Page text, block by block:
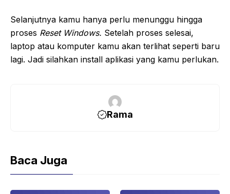
Selanjutnya kamu hanya perlu menunggu hingga
proses Reset Windows. Setelah proses selesai,
laptop atau komputer kamu akan terlihat seperti baru
lagi. Jadi silahkan install aplikasi yang kamu perlukan.
Rama
Baca Juga